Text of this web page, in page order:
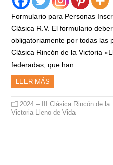
Formulario para Personas
Clásica R.V. El formulario
obligatoriamente por todas las
Clásica Rincón de la Victoria
federadas, que han…
LEER MÁS
2024 – III Clásica Rincón de la
Victoria Lleno de Vida